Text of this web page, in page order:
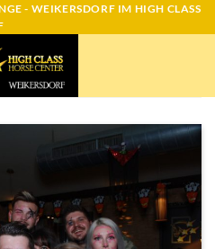
- WEIKERSDORF IM HIGH CLASS